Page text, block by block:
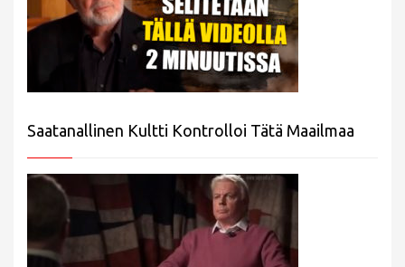
Saatanallinen Kultti Kontrolloi Tätä Maailmaa